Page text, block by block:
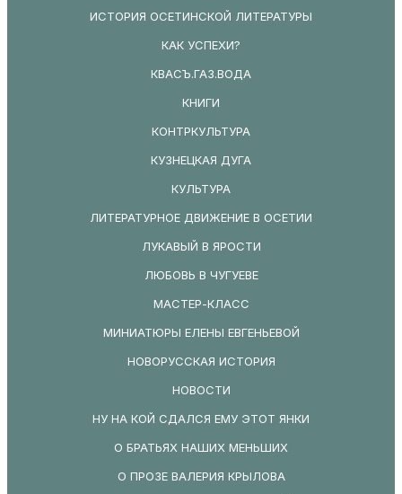
ИСТОРИЯ ОСЕТИНСКОЙ ЛИТЕРАТУРЫ
КАК УСПЕХИ?
КВАСЪ.ГАЗ.ВОДА
КНИГИ
КОНТРКУЛЬТУРА
КУЗНЕЦКАЯ ДУГА
КУЛЬТУРА
ЛИТЕРАТУРНОЕ ДВИЖЕНИЕ В ОСЕТИИ
ЛУКАВЫЙ В ЯРОСТИ
ЛЮБОВЬ В ЧУГУЕВЕ
МАСТЕР-КЛАСС
МИНИАТЮРЫ ЕЛЕНЫ ЕВГЕНЬЕВОЙ
НОВОРУССКАЯ ИСТОРИЯ
НОВОСТИ
НУ НА КОЙ СДАЛСЯ ЕМУ ЭТОТ ЯНКИ
О БРАТЬЯХ НАШИХ МЕНЬШИХ
О ПРОЗЕ ВАЛЕРИЯ КРЫЛОВА